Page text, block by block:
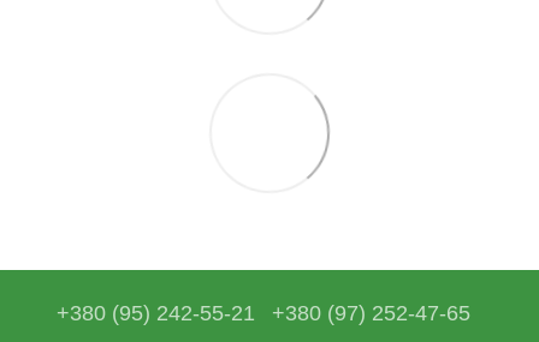
+380 (95) 242-55-21
+380 (97) 252-47-65